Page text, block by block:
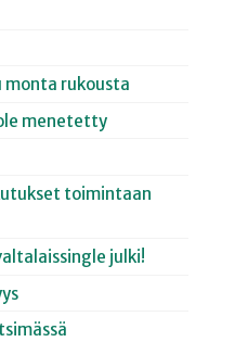
monta rukousta
menetetty
toimintaan
julki!